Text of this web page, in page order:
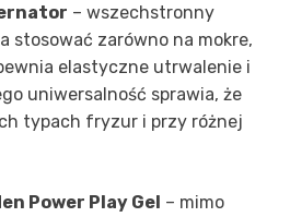
– wszechstronny
stosować zarówno na mokre,
elastyczne utrwalenie i
uniwersalność sprawia, że
typach fryzur i przy różnej
Power Play Gel – mimo